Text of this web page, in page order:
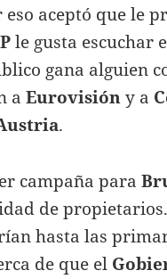
aceptó que le
le gusta escuchar
gana alguien
aEurovisióny a
.
campaña para
de propietarios.
hasta las
de que el